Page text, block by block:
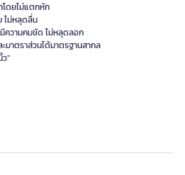
โดยไม่แตกหัก
ไม่หลุดลื่น
ความคมชัด ไม่หลุดลอก
มาตราส่วนได้มาตรฐานสากล
ว"